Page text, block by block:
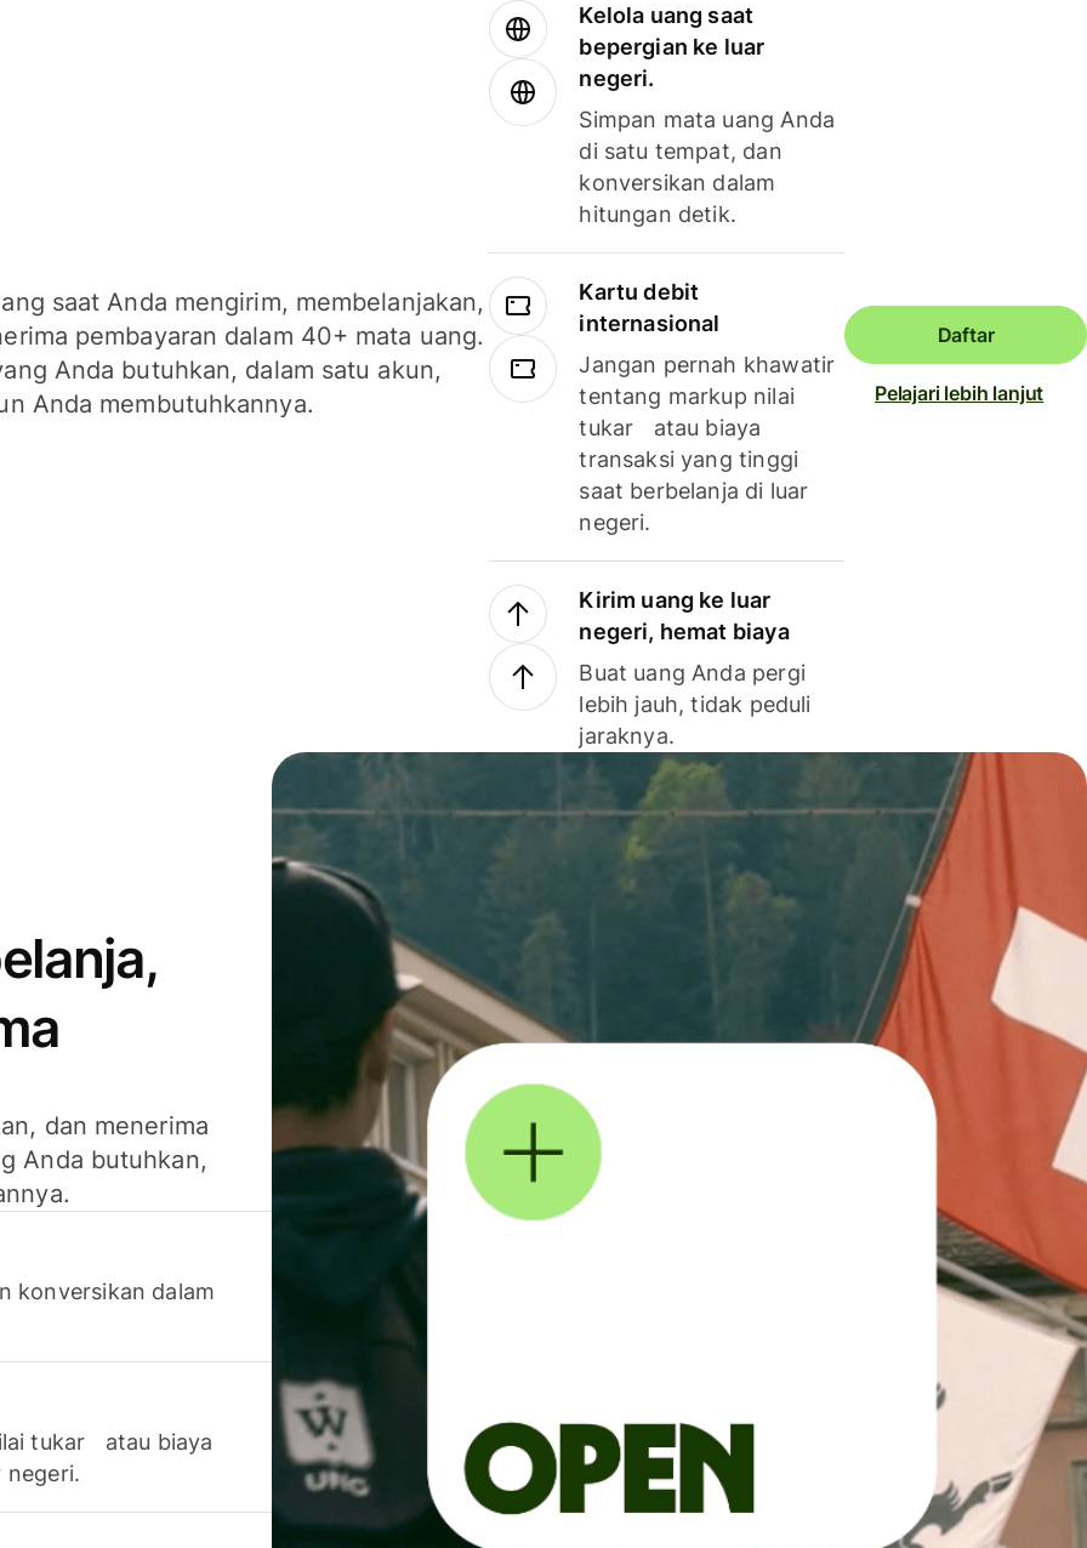
saat Anda mengirim, membelanjakan,
pembayaran dalam 40+ mata uang.
Anda butuhkan, dalam satu akun,
Anda membutuhkannya.
Kelola uang saat
bepergian ke luar
negeri.
Simpan mata uang Anda
di satu tempat, dan
konversikan dalam
hitungan detik.
Kartu debit
internasional
Jangan pernah khawatir
tentang markup nilai
tukar atau biaya
transaksi yang tinggi
saat berbelanja di luar
negeri.
Kirim uang ke luar
negeri, hemat biaya
Buat uang Anda pergi
lebih jauh, tidak peduli
jaraknya.
Daftar
Pelajari lebih lanjut
dan menerima
Anda butuhkan,
konversikan dalam
tukar atau biaya
negeri.